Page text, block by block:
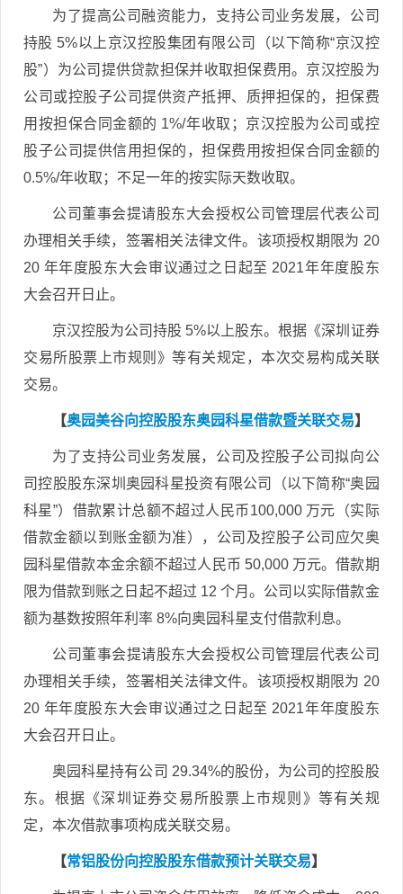
为了提高公司融资能力，支持公司业务发展，公司
持股 5%以上京汉控股集团有限公司（以下简称“京汉控
股”）为公司提供贷款担保并收取担保费用。京汉控股为
公司或控股子公司提供资产抵押、质押担保的，担保费
用按担保合同金额的 1%/年收取；京汉控股为公司或控
股子公司提供信用担保的，担保费用按担保合同金额的
0.5%/年收取；不足一年的按实际天数收取。
公司董事会提请股东大会授权公司管理层代表公司
办理相关手续，签署相关法律文件。该项授权期限为 20
20 年年度股东大会审议通过之日起至 2021年年度股东
大会召开日止。
京汉控股为公司持股 5%以上股东。根据《深圳证券
交易所股票上市规则》等有关规定，本次交易构成关联
交易。
【奥园美谷向控股股东奥园科星借款暨关联交易】
为了支持公司业务发展，公司及控股子公司拟向公
司控股股东深圳奥园科星投资有限公司（以下简称“奥园
科星”）借款累计总额不超过人民币100,000 万元（实际
借款金额以到账金额为准），公司及控股子公司应欠奥
园科星借款本金余额不超过人民币 50,000 万元。借款期
限为借款到账之日起不超过 12 个月。公司以实际借款金
额为基数按照年利率 8%向奥园科星支付借款利息。
公司董事会提请股东大会授权公司管理层代表公司
办理相关手续，签署相关法律文件。该项授权期限为 20
20 年年度股东大会审议通过之日起至 2021年年度股东
大会召开日止。
奥园科星持有公司 29.34%的股份，为公司的控股股
东。根据《深圳证券交易所股票上市规则》等有关规
定，本次借款事项构成关联交易。
【常铝股份向控股股东借款预计关联交易】